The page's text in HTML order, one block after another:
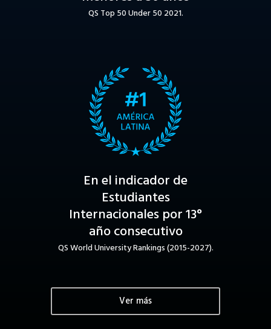
QS Top 50 Under 50 2021.
En el indicador de
Estudiantes
Internacionales por 13°
año consecutivo
QS World University Rankings (2015-2027).
Ver más